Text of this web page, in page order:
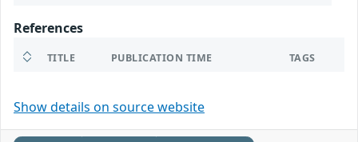
References
TITLE PUBLICATION TIME TAGS
Show details on source website